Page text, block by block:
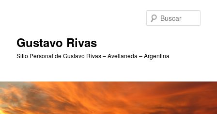
Gustavo Rivas
Sitio Personal de Gustavo Rivas – Avellaneda – Argentina